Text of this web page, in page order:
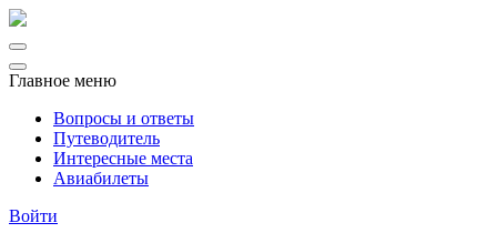
Главное меню
Вопросы и ответы
Путеводитель
Интересные места
Авиабилеты
Войти